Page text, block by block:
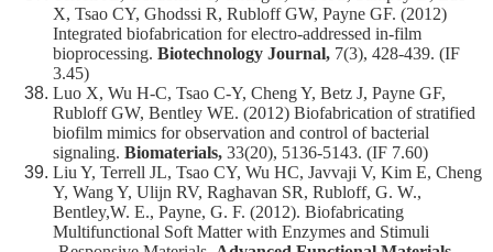
X, Tsao CY, Ghodssi R, Rubloff GW, Payne GF. (2012)
Integrated biofabrication for electro‐addressed in‐film
bioprocessing. Biotechnology Journal, 7(3), 428-439. (IF
3.45)
Luo X, Wu H-C, Tsao C-Y, Cheng Y, Betz J, Payne GF,
Rubloff GW, Bentley WE. (2012) Biofabrication of stratified
biofilm mimics for observation and control of bacterial
signaling. Biomaterials, 33(20), 5136-5143. (IF 7.60)
Liu Y, Terrell JL, Tsao CY, Wu HC, Javvaji V, Kim E, Cheng
Y, Wang Y, Ulijn RV, Raghavan SR, Rubloff, G. W.,
Bentley,W. E., Payne, G. F. (2012). Biofabricating
Multifunctional Soft Matter with Enzymes and Stimuli